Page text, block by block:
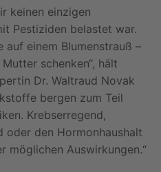
keinen einzigen
Pestiziden belastet war.
auf einem Blumenstrauß –
schenken“, hält
Dr. Waltraud Novak
bergen zum Teil
Krebserregend,
den Hormonhaushalt
möglichen Auswirkungen.“